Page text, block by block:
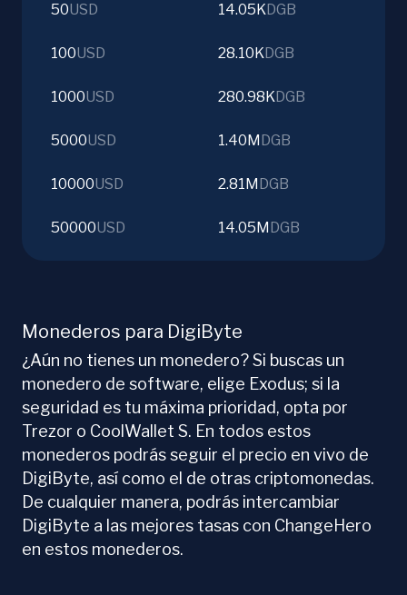
50USD 14.05KDGB
100USD 28.10KDGB
1000USD 280.98KDGB
5000USD 1.40M DGB
10000USD 2.81M DGB
50000USD 14.05M DGB
Monederos para DigiByte
¿Aún no tienes un monedero? Si buscas un
monedero de software, elige Exodus; si la
seguridad es tu máxima prioridad, opta por
Trezor o CoolWallet S. En todos estos
monederos podrás seguir el precio en vivo de
DigiByte, así como el de otras criptomonedas.
De cualquier manera, podrás intercambiar
DigiByte a las mejores tasas con ChangeHero
en estos monederos.